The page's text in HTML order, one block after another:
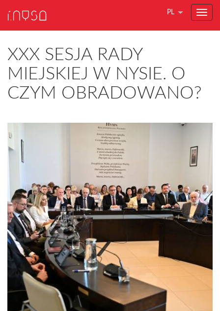
PL
XXX SESJA RADY
MIEJSKIEJ W NYSIE. O
CZYM OBRADOWANO?